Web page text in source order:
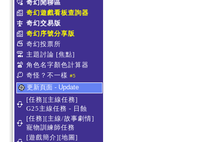
奇幻閒聊區
奇幻遊戲看板查詢器
奇幻交易版
奇幻序號分享版
奇幻投票所
主題討論 [焦點]
角色名字顏色計算器
奇怪？不一樣 #5
更新頁面 - Update
[任務][主線任務]
G25主線任務 - 日蝕
[任務][主線/故事劇情]
寵物訓練師任務
[遊戲簡介][地圖]